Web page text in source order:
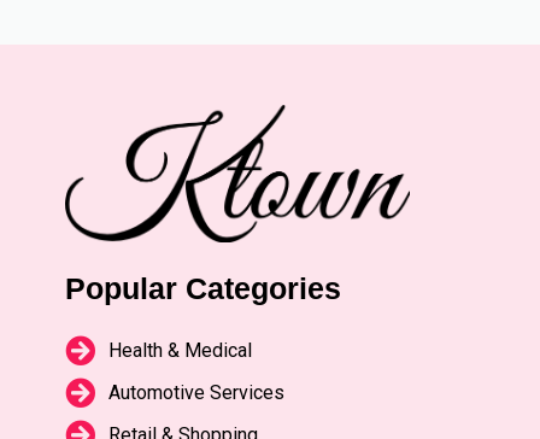
Popular Categories
Health & Medical
Automotive Services